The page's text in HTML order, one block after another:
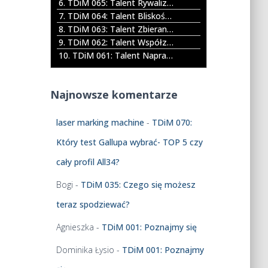
l
i
k
ó
w
d
w
ę
o
w
c
ł
e
k
d
o
g
r
/
o
ł
b
y
z
6. TDiM 065: Talent Rywalizacja [Competition]
7. TDiM 064: Talent Bliskość [Relator]
8. TDiM 063: Talent Zbieranie [Input]
9. TDiM 062: Talent Współzależność [Connectedness]
10. TDiM 061: Talent Naprawianie [Restorative]
Najnowsze komentarze
laser marking machine - TDiM 070:
Który test Gallupa wybrać- TOP 5 czy
cały profil All34?
Bogi - TDiM 035: Czego się możesz
teraz spodziewać?
Agnieszka - TDiM 001: Poznajmy się
Dominika Łysio - TDiM 001: Poznajmy